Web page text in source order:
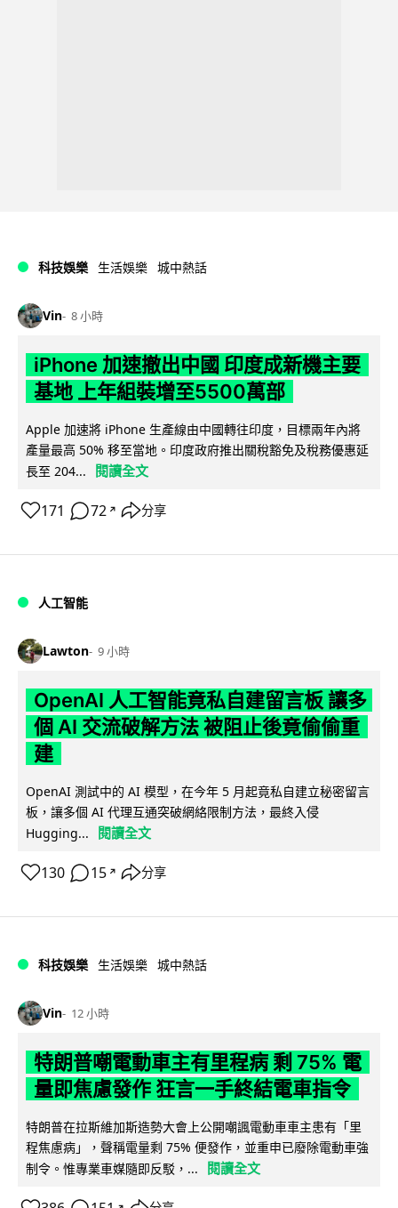
科技娛樂 生活娛樂 城中熱話
Vin 8 小時
iPhone 加速撤出中國 印度成新機主要
基地 上年組裝增至5500萬部
Apple 加速將 iPhone 生產線由中國轉往印度，目標兩年內將
產量最高 50% 移至當地。印度政府推出關稅豁免及稅務優惠延
長至 204...
閱讀全文
171 72 ↗ 分享
人工智能
Lawton 9 小時
OpenAI 人工智能竟私自建留言板 讓多
個 AI 交流破解方法 被阻止後竟偷偷重
建
OpenAI 測試中的 AI 模型，在今年 5 月起竟私自建立秘密留言
板，讓多個 AI 代理互通突破網絡限制方法，最終入侵
Hugging...
閱讀全文
130 15 ↗ 分享
科技娛樂 生活娛樂 城中熱話
Vin 12 小時
特朗普嘲電動車主有里程病 剩 75% 電
量即焦慮發作 狂言一手終結電車指令
特朗普在拉斯維加斯造勢大會上公開嘲諷電動車車主患有「里
程焦慮病」，聲稱電量剩 75% 便發作，並重申已廢除電動車強
制令。惟專業車媒隨即反駁，...
閱讀全文